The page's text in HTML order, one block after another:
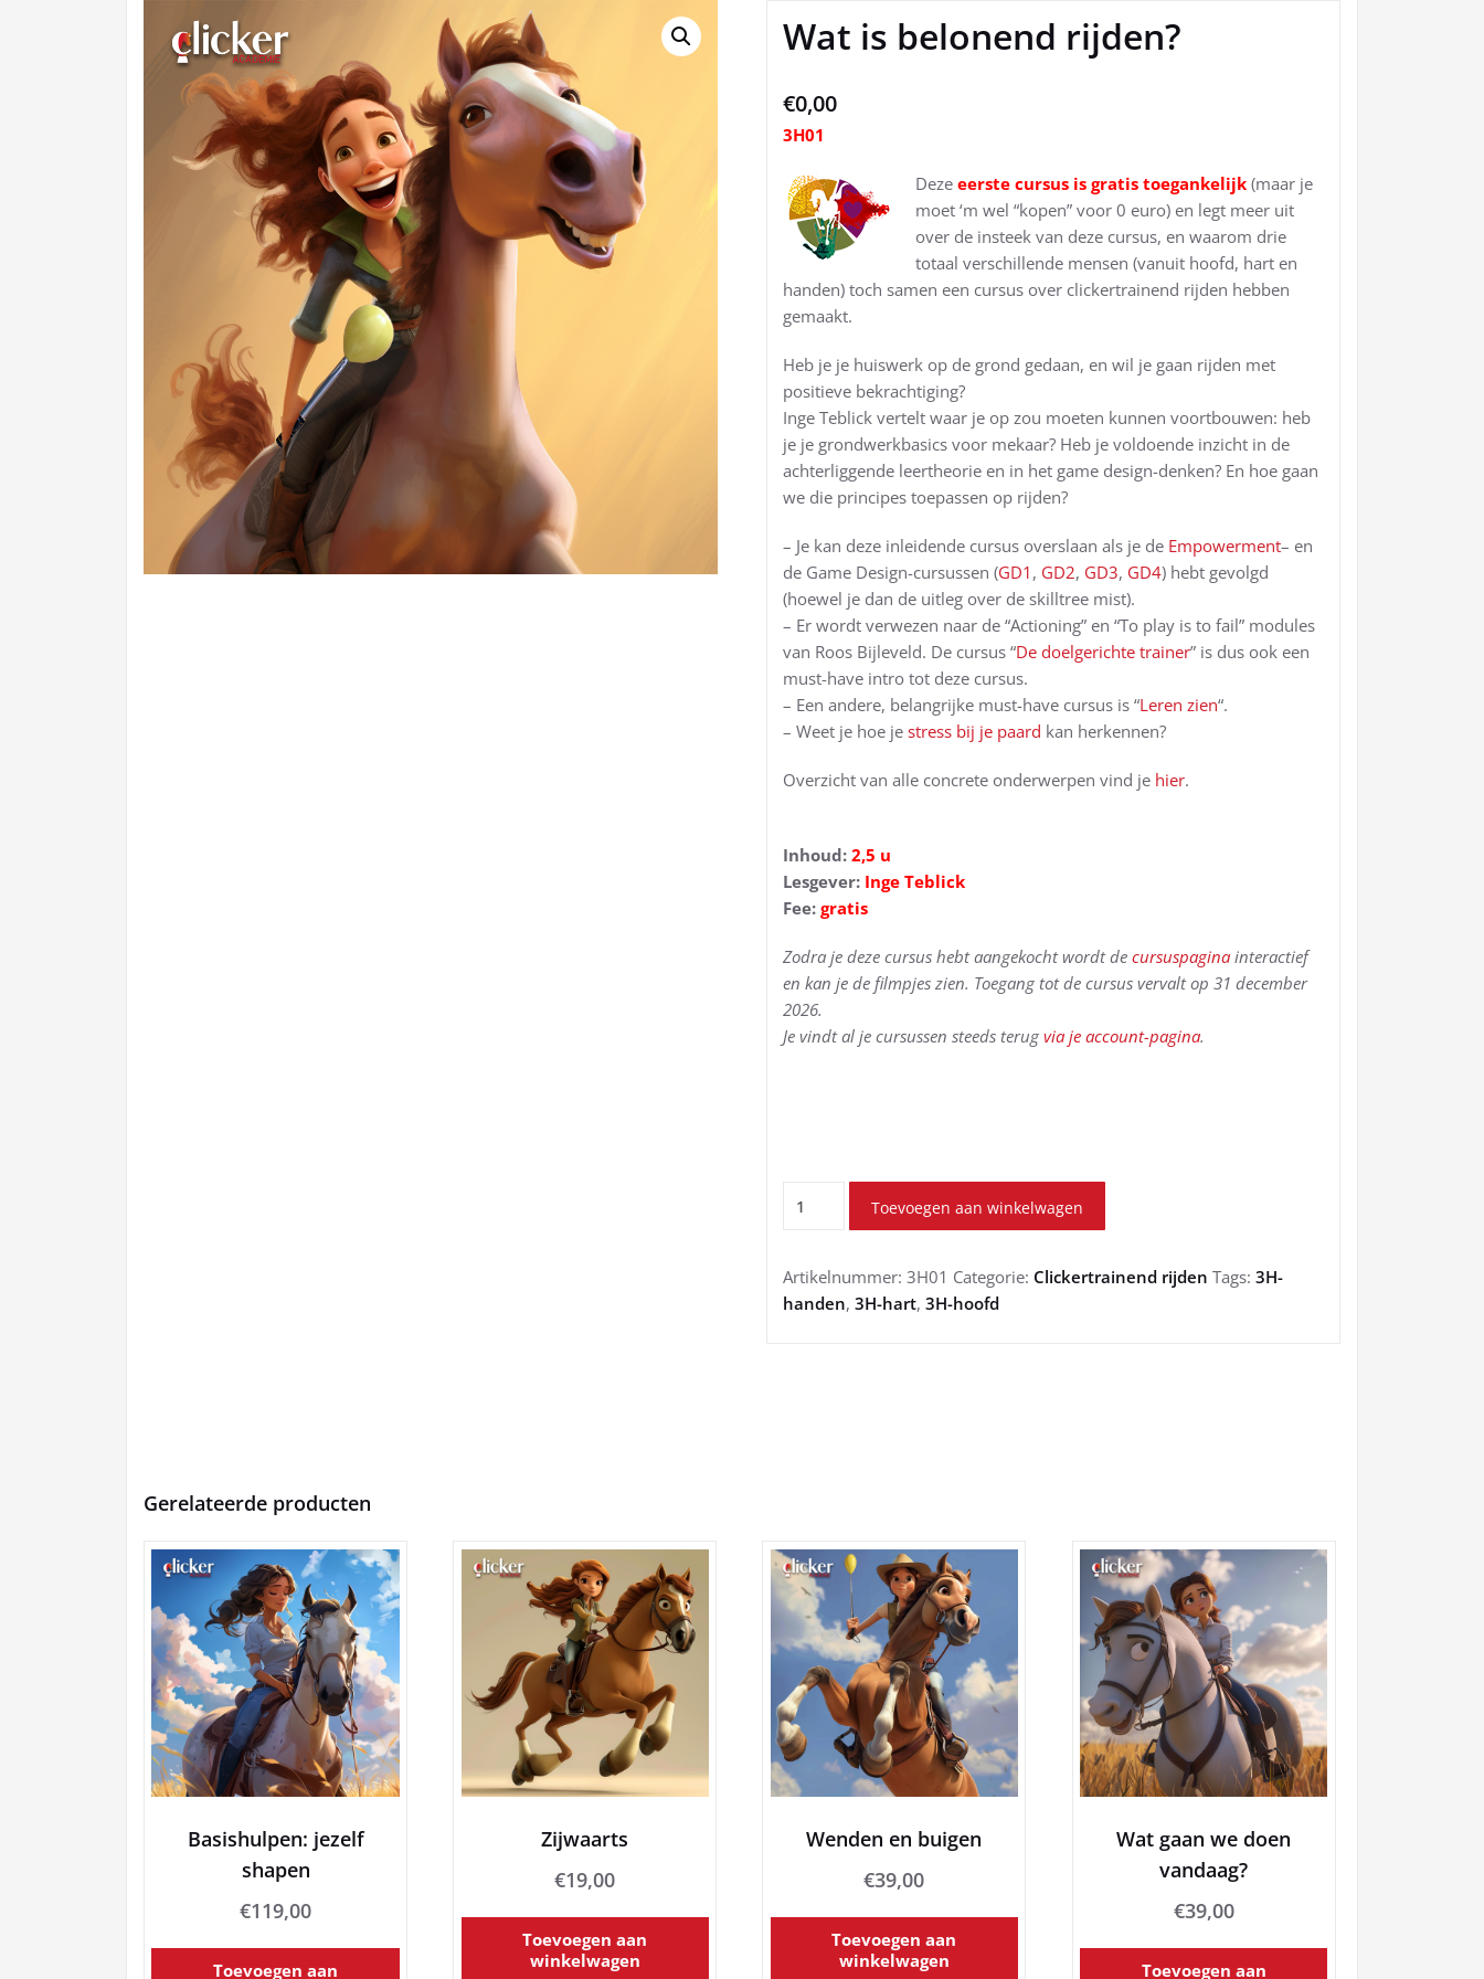
Wat is belonend rijden?
€0,00
3H01
Dezeeerste cursus is gratis toegankelijk (maar je
moet ‘m wel “kopen” voor 0 euro) en legt meer uit
over de insteek van deze cursus, en waarom drie
totaal verschillende mensen (vanuit hoofd, hart en
handen) toch samen een cursus over clickertrainend rijden hebben
gemaakt.
Heb je je huiswerk op de grond gedaan, en wil je gaan rijden met
positieve bekrachtiging?
Inge Teblick vertelt waar je op zou moeten kunnen voortbouwen: heb
je je grondwerkbasics voor mekaar? Heb je voldoende inzicht in de
achterliggende leertheorie en in het game design-denken? En hoe gaan
we die principes toepassen op rijden?
– Je kan deze inleidende cursus overslaan als je de Empowerment– en
de Game Design-cursussen (GD1 , GD2, GD3, GD4) hebt gevolgd
(hoewel je dan de uitleg over de skilltree mist).
– Er wordt verwezen naar de “Actioning” en “To play is to fail” modules
van Roos Bijleveld. De cursus “De doelgerichte trainer” is dus ook een
must-have intro tot deze cursus.
– Een andere, belangrijke must-have cursus is “Leren zien“.
– Weet je hoe jestress bij je paard kan herkennen?
Overzicht van alle concrete onderwerpen vind je hier.
Inhoud:2,5 u
Lesgever: Inge Teblick
Fee:gratis
Zodra je deze cursus hebt aangekocht wordt decursuspagina interactief
en kan je de filmpjes zien. Toegang tot de cursus vervalt op 31 december
2026.
Je vindt al je cursussen steeds terugvia je account-pagina.
rijden?
aantal
Toevoegen aan winkelwagen
Artikelnummer:3H01 Categorie: Clickertrainend rijden Tags:3H-
handen,3H-hart,3H-hoofd
Gerelateerde producten
Basishulpen: jezelf
shapen
€119,00
Toevoegen aan
Zijwaarts
€19,00
Toevoegen aan
winkelwagen
Wenden en buigen
€39,00
Toevoegen aan
winkelwagen
Wat gaan we doen
vandaag?
€39,00
Toevoegen aan